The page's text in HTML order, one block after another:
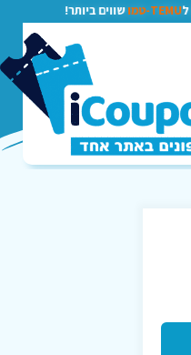
TEMU-טמו שווים ביותר!